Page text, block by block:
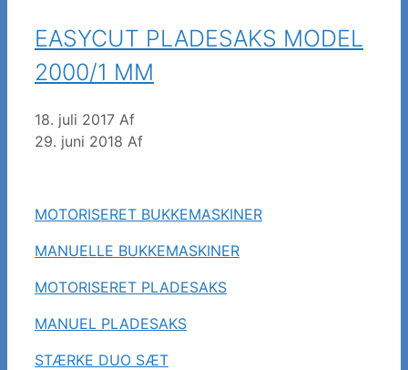
EASYCUT PLADESAKS MODEL
2000/1 MM
18. juli 2017 Af
29. juni 2018 Af
MOTORISERET BUKKEMASKINER
MANUELLE BUKKEMASKINER
MOTORISERET PLADESAKS
MANUEL PLADESAKS
STÆRKE DUO SÆT